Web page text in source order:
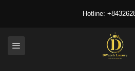
Hotline: